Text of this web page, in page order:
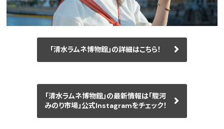
「清水ラムネ博物館」の詳細はこちら！
「清水ラムネ博物館」の最新情報は「駿河
みのり市場」公式Instagramをチェック！